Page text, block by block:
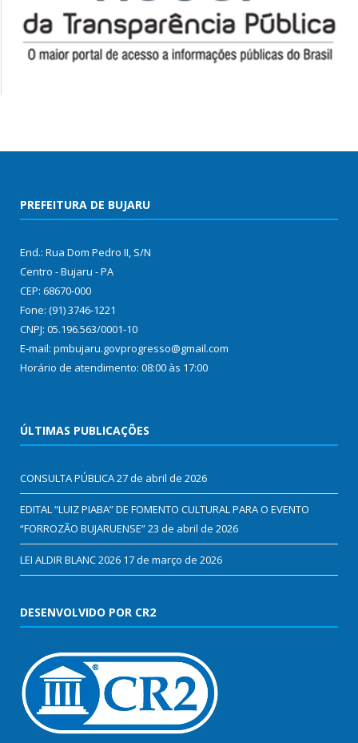
PREFEITURA DE BUJARU
End.: Rua Dom Pedro II, S/N
Centro - Bujaru - PA
CEP: 68670-000
Fone: (91) 3746-1221
CNPJ: 05.196.563/0001-10
E-mail: pmbujaru.govprogresso@gmail.com
Horário de atendimento: 08:00 às 17:00
ÚLTIMAS PUBLICAÇÕES
CONSULTA PÚBLICA27 de abril de 2026
EDITAL “LUIZ PIABA” DE FOMENTO CULTURAL PARA O EVENTO
“FORROZÃO BUJARUENSE”23 de abril de 2026
LEI ALDIR BLANC 2026 17 de março de 2026
DESENVOLVIDO POR CR2